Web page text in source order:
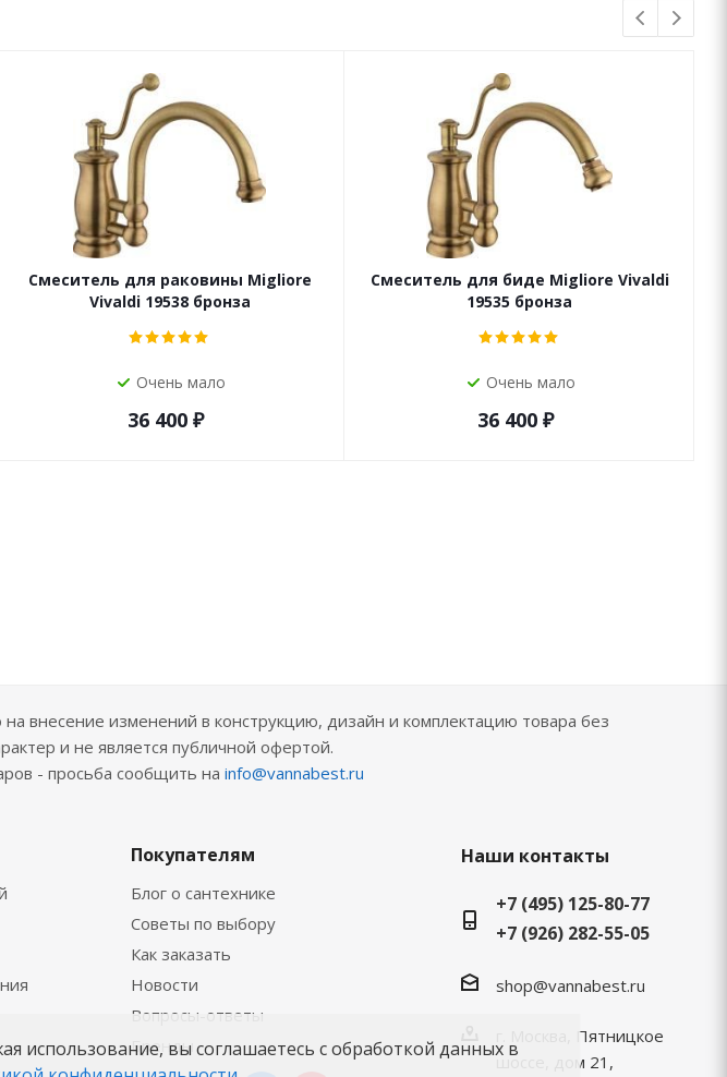
Смеситель для раковины Migliore
Vivaldi 19538 бронза
Очень мало
36 400 ₽
Смеситель для биде Migliore Vivaldi
19535 бронза
Очень мало
36 400 ₽
внесение изменений в конструкцию, дизайн и комплектацию товара без
и не является публичной офертой.
- просьба сообщить на info@vannabest.ru
Покупателям
Блог о сантехнике
Советы по выбору
Как заказать
Новости
Вопросы-ответы
Бренды
Наши контакты
+7 (495) 125-80-77
+7 (926) 282-55-05
shop@vannabest.ru
г. Москва, Пятницкое
шоссе, дом 21,
использование, вы соглашаетесь с обработкой данных в